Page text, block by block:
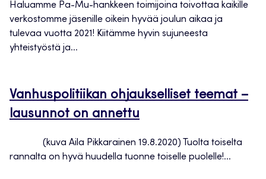
Haluamme Pa-Mu-hankkeen toimijoina toivottaa kaikille
verkostomme jäsenille oikein hyvää joulun aikaa ja
tulevaa vuotta 2021! Kiitämme hyvin sujuneesta
yhteistyöstä ja...
Vanhuspolitiikan ohjaukselliset teemat –
lausunnot on annettu
(kuva Aila Pikkarainen 19.8.2020) Tuolta toiselta
rannalta on hyvä huudella tuonne toiselle puolelle!...